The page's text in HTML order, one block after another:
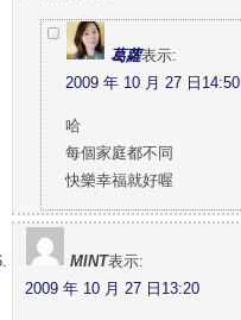
葛蘿表示:
2009 年 10 月 27 日14:50
哈
每個家庭都不同
快樂幸福就好喔
MINT表示:
2009 年 10 月 27 日13:20